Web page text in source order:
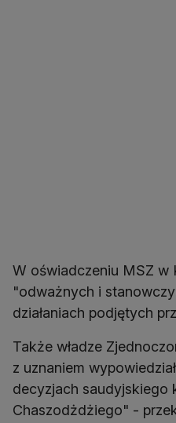
W oświadczeniu MSZ w
"odważnych i
działaniach podjętych
Także władze
z uznaniem
decyzjach saudyjskiego
Chaszodżdżiego" -